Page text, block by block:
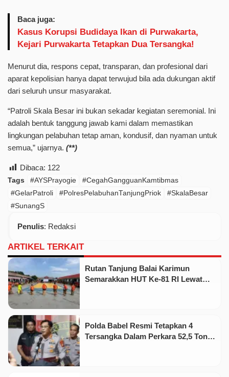
Baca juga:
Kasus Korupsi Budidaya Ikan di Purwakarta,
Kejari Purwakarta Tetapkan Dua Tersangka!
Menurut dia, respons cepat, transparan, dan profesional dari
aparat kepolisian hanya dapat terwujud bila ada dukungan aktif
dari seluruh unsur masyarakat.
“Patroli Skala Besar ini bukan sekadar kegiatan seremonial. Ini
adalah bentuk tanggung jawab kami dalam memastikan
lingkungan pelabuhan tetap aman, kondusif, dan nyaman untuk
semua,” ujarnya. (**)
Dibaca: 122
Tags #AYSPrayogie
#CegahGangguanKamtibmas
#GelarPatroli
#PolresPelabuhanTanjungPriok
#SkalaBesar
#SunangS
Penulis: Redaksi
ARTIKEL TERKAIT
Rutan Tanjung Balai Karimun
Semarakkan HUT Ke-81 RI Lewat
Polda Babel Resmi Tetapkan 4
Tersangka Dalam Perkara 52,5 Ton